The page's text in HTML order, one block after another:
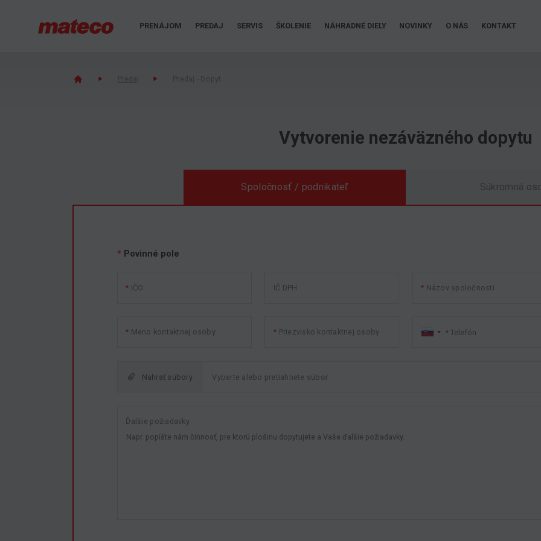
PRENÁJOM PREDAJ SERVIS ŠKOLENIE NÁHRADNÉ DIELY NOVINKY O NÁS KONTAKT
Vytvorenie nezáväzného dopytu
Spoločnosť / podnikateľ Súkromná
* Povinné pole
IČO IČ DPH Názov spoločnosti
Meno kontaktnej osoby Priezvisko kontaktnej osoby
Nahrať súbory
Ďalšie požiadavky